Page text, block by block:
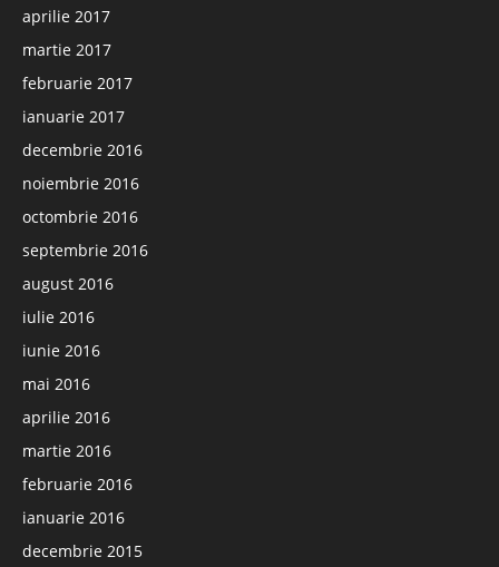
aprilie 2017
martie 2017
februarie 2017
ianuarie 2017
decembrie 2016
noiembrie 2016
octombrie 2016
septembrie 2016
august 2016
iulie 2016
iunie 2016
mai 2016
aprilie 2016
martie 2016
februarie 2016
ianuarie 2016
decembrie 2015